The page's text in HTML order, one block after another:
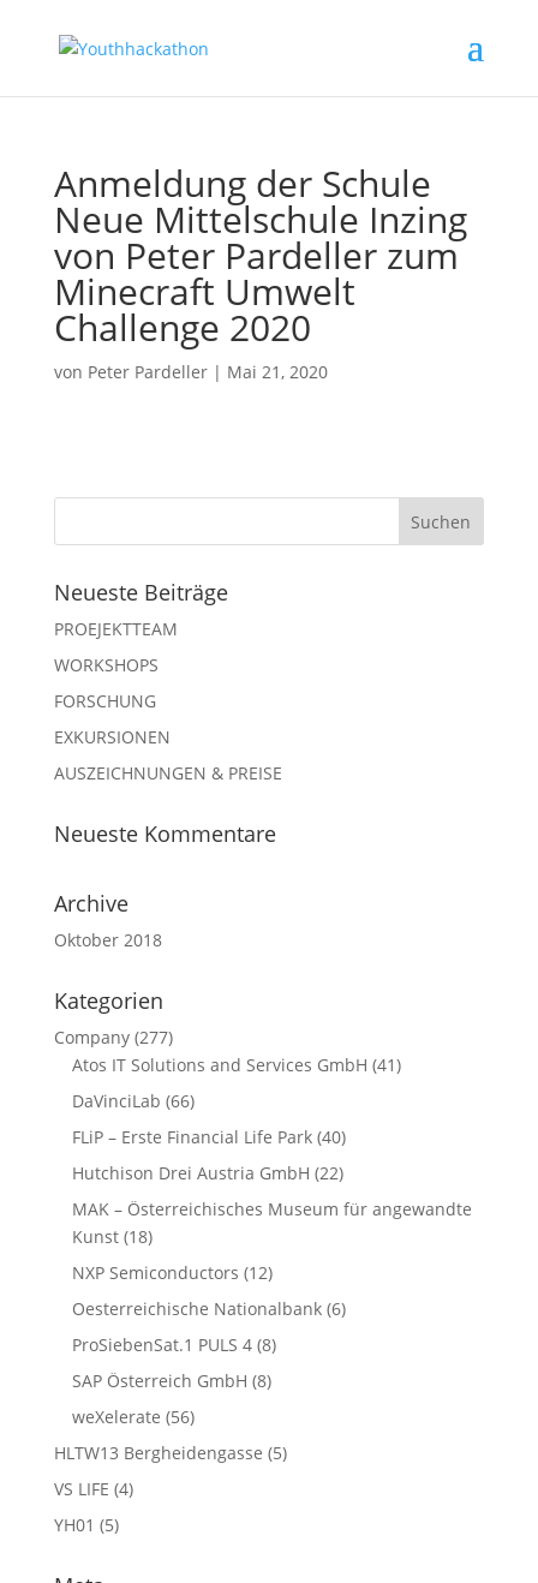
Anmeldung der Schule
Neue Mittelschule Inzing
von Peter Pardeller zum
Minecraft Umwelt
Challenge 2020
von Peter Pardeller| Mai 21, 2020
Neueste Beiträge
PROEJEKTTEAM
WORKSHOPS
FORSCHUNG
EXKURSIONEN
AUSZEICHNUNGEN & PREISE
Neueste Kommentare
Archive
Oktober 2018
Kategorien
Company(277)
Atos IT Solutions and Services GmbH (41)
DaVinciLab (66)
FLiP – Erste Financial Life Park(40)
Hutchison Drei Austria GmbH (22)
MAK – Österreichisches Museum für angewandte
Kunst(18)
NXP Semiconductors (12)
Oesterreichische Nationalbank(6)
ProSiebenSat.1 PULS 4(8)
SAP Österreich GmbH (8)
weXelerate (56)
HLTW13 Bergheidengasse (5)
VS LIFE (4)
YH01 (5)